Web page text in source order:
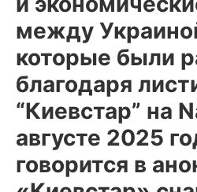
между
которые были
благодаря
“Киевстар” на
августе 2025
говорится в